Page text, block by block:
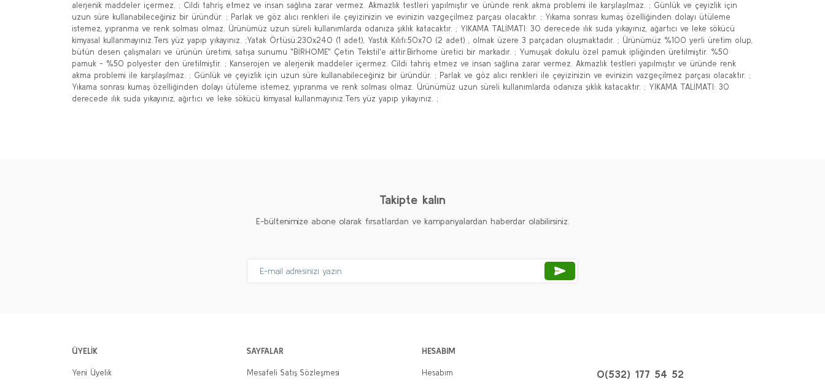
alerjenik maddeler içermez. ; Cildi tahriş etmez ve insan sağlına zarar vermez. Akmazlık testleri yapılmıştır ve üründe renk akma problemi ile karşılaşılmaz. ; Günlük ve çeyizlik için
uzun süre kullanabileceğiniz bir üründür. ; Parlak ve göz alıcı renkleri ile çeyizinizin ve evinizin vazgeçilmez parçası olacaktır. ; Yıkama sonrası kumaş özelliğinden dolayı ütüleme
istemez, yıpranma ve renk solması olmaz. Ürünümüz uzun süreli kullanımlarda odanıza şıklık katacaktır. ; YIKAMA TALİMATI: 30 derecede ılık suda yıkayınız, ağartıcı ve leke sökücü
kimyasal kullanmayınız.Ters yüz yapıp yıkayınız. ;Yatak Örtüsü:230x240 (1 adet), Yastık Kılıfı:50x70 (2 adet) , olmak üzere 3 parçadan oluşmaktadır. ; Ürünümüz %100 yerli üretim olup,
bütün desen çalışmaları ve ürünün üretimi, satışa sunumu "BİRHOME" Çetin Tekstil'e aittir.Birhome üretici bir markadır. ; Yumuşak dokulu özel pamuk ipliğinden üretilmiştir. %50
pamuk - %50 polyester den üretilmiştir. ; Kanserojen ve alerjenik maddeler içermez. Cildi tahriş etmez ve insan sağlına zarar vermez. Akmazlık testleri yapılmıştır ve üründe renk
akma problemi ile karşılaşılmaz. ; Günlük ve çeyizlik için uzun süre kullanabileceğiniz bir üründür. ; Parlak ve göz alıcı renkleri ile çeyizinizin ve evinizin vazgeçilmez parçası olacaktır. ;
Yıkama sonrası kumaş özelliğinden dolayı ütüleme istemez, yıpranma ve renk solması olmaz. Ürünümüz uzun süreli kullanımlarda odanıza şıklık katacaktır. ; YIKAMA TALİMATI: 30
derecede ılık suda yıkayınız, ağırtıcı ve leke sökücü kimyasal kullanmayınız.Ters yüz yapıp yıkayınız. ;
Takipte kalın
E-bültenimize abone olarak fırsatlardan ve kampanyalardan haberdar olabilirsiniz.
ÜYELİK
Yeni Üyelik
SAYFALAR
Mesafeli Satış Sözleşmesi
HESABIM
Hesabım 0(532) 177 54 52